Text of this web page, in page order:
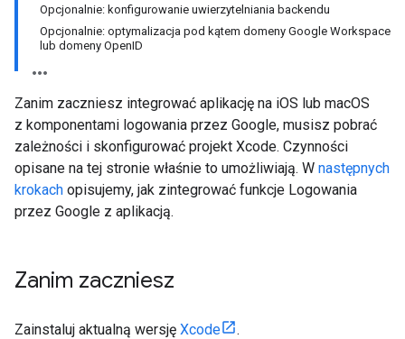
Opcjonalnie: konfigurowanie uwierzytelniania backendu
Opcjonalnie: optymalizacja pod kątem domeny Google Workspace
lub domeny OpenID
Zanim zaczniesz integrować aplikację na iOS lub macOS
z komponentami logowania przez Google, musisz pobrać
zależności i skonfigurować projekt Xcode. Czynności
opisane na tej stronie właśnie to umożliwiają. W następnych
krokach opisujemy, jak zintegrować funkcje Logowania
przez Google z aplikacją.
Zanim zaczniesz
Zainstaluj aktualną wersję Xcode .